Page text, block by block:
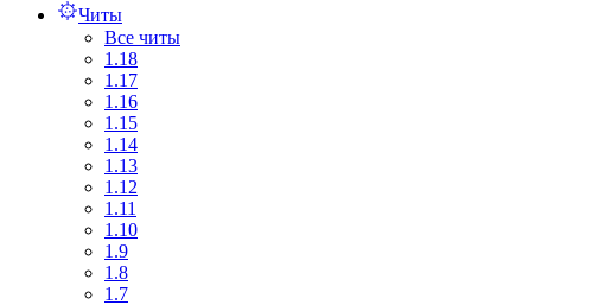
Читы
Все читы
1.18
1.17
1.16
1.15
1.14
1.13
1.12
1.11
1.10
1.9
1.8
1.7